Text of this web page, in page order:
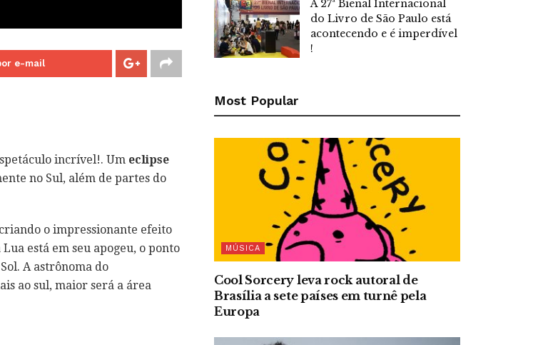
e-mail
incrível!. Um eclipse
no Sul, além de partes do
o impressionante efeito
está em seu apogeu, o ponto
A astrônoma do
ao sul, maior será a área
A 27ª Bienal Internacional
do Livro de São Paulo está
acontecendo e é imperdível
!
Most Popular
MÚSICA
Cool Sorcery leva rock autoral de
Brasília a sete países em turnê pela
Europa